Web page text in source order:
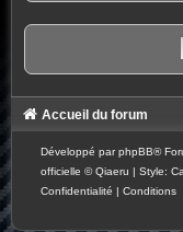
Accueil du forum
Développé parphpBB®
officielle ©Qiaeru | Style:
Confidentialité | Conditions